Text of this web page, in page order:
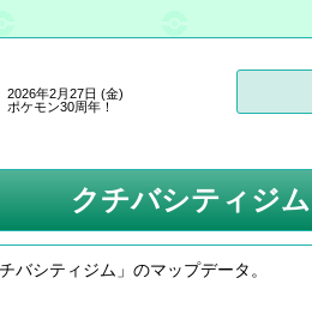
クチバシティジム
バシティジム」のマップデータ。
2026年2月27日 (金)
ポケモン30周年！